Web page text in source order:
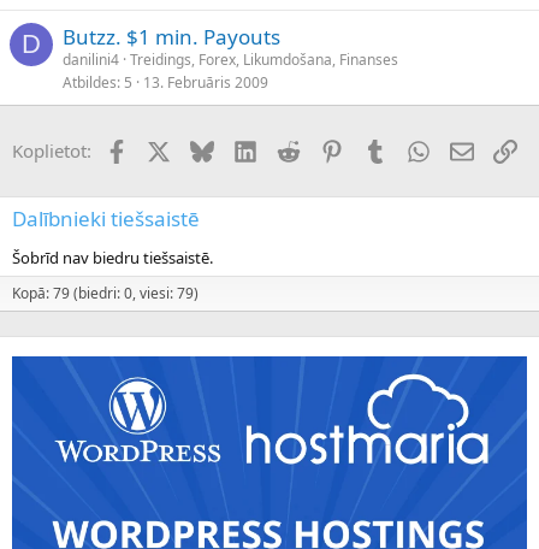
D Butzz. $1 min. Payouts
danilini4 Treidings, Forex, Likumdošana, Finanses
Atbildes 5 13. Februāris 2009
Koplietot: FacebookX (Twitter)
BlueskyLinkedInReddit PinterestTumblrWhatsApp
E-pasts
Dalībnieki tiešsaistē
Šobrīd nav biedru tiešsaistē.
Kopā: 79 (biedri: 0, viesi: 79)